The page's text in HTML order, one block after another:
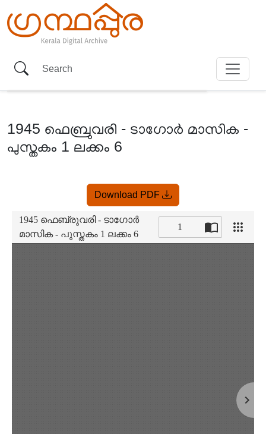
1945 ഫെബ്രുവരി - ടാഗോർ മാസിക -
പുസ്തകം 1 ലക്കം 6
Download PDF